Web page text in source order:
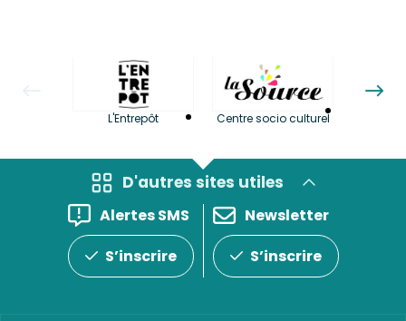
L'Entrepôt Centre socio culturel
D'autres sites utiles
Alertes SMS
S’inscrire
Newsletter
S’inscrire